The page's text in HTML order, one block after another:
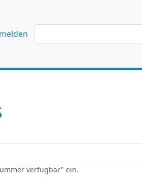
verfügbar" ein.